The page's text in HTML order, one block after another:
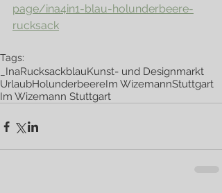
page/ina4in1-blau-holunderbeere-
rucksack
Tags:
_InaRucksackblauKunst- und Designmarkt
UrlaubHolunderbeereIm WizemannStuttgart
Im Wizemann Stuttgart